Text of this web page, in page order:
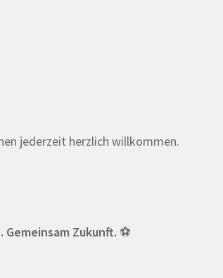
jederzeit herzlich willkommen.
Gemeinsam Zukunft. ⚽